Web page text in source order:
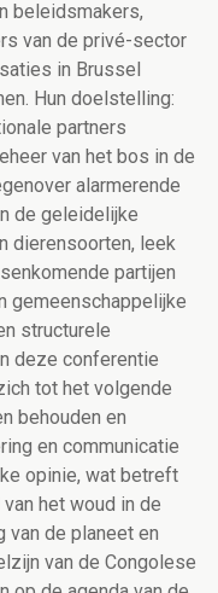
beleidsmakers,
van de privé-sector
in Brussel
Hun doelstelling:
partners
van het bos in de
alarmerende
de geleidelijke
dierensoorten, leek
partijen
gemeenschappelijke
structurele
deze conferentie
tot het volgende
behouden en
en communicatie
opinie, wat betreft
het woud in de
van de planeet en
van de Congolese